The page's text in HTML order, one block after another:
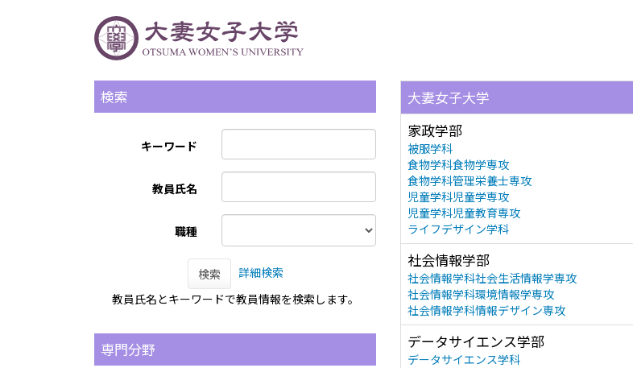
検索
キーワード
教員氏名
職種
検索
詳細検索
教員氏名とキーワードで教員情報を検索します。
専門分野
大妻女子大学
家政学部
被服学科
食物学科食物学専攻
食物学科管理栄養士専攻
児童学科児童学専攻
児童学科児童教育専攻
ライフデザイン学科
社会情報学部
社会情報学科社会生活情報学専攻
社会情報学科環境情報学専攻
社会情報学科情報デザイン専攻
データサイエンス学部
データサイエンス学科